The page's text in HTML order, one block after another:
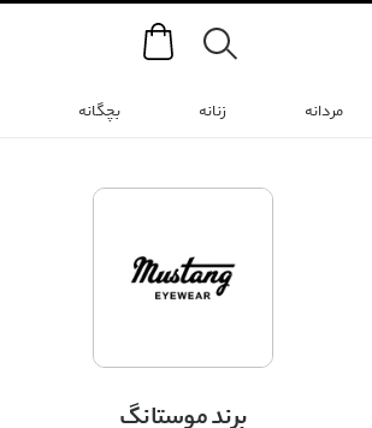
Search
مردانه زنانه بچگانه
برند موستانگ